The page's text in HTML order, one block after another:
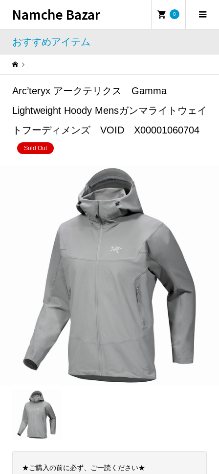
Namche Bazar 0
おすすめアイテム
Arc’teryx アークテリクス Gamma
Lightweight Hoody Mensガンマライトウェイ
トフーディメンズ VOID X00001060704
Sold Out
★ご購入の前に必ず、ご一読ください★